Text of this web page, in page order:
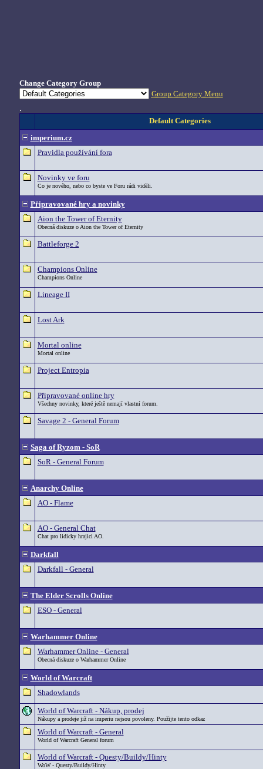
Change Category Group
Group Category Menu
.
Default Categories
imperium.cz
Pravidla používání fora
Novinky ve foru
Co je nového, nebo co byste ve Foru rádi viděli.
Připravované hry a novinky
Aion the Tower of Eternity
Obecná diskuze o Aion the Tower of Eternity
Battleforge 2
Champions Online
Champions Online
Lineage II
Lost Ark
Mortal online
Mortal online
Project Entropia
Připravované online hry
Všechny novinky, které ještě nemají vlastní forum.
Savage 2 - General Forum
Saga of Ryzom - SoR
SoR - General Forum
Anarchy Online
AO - Flame
AO - General Chat
Chat pro lidicky hrajici AO.
Darkfall
Darkfall - General
The Elder Scrolls Online
ESO - General
Warhammer Online
Warhammer Online - General
Obecná diskuze o Warhammer Online
World of Warcraft
Shadowlands
World of Warcraft - Nákup, prodej
Nákupy a prodeje již na imperiu nejsou povoleny. Použijte tento odkaz
World of Warcraft - General
World of Warcraft General forum
World of Warcraft - Questy/Buildy/Hinty
WoW - Questy/Buildy/Hinty